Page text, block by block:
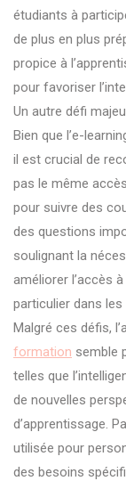
étudiants à
de plus en plus
propice à
pour favoriser
Un autre défi
Bien que l’e-
il est crucial de
pas le même
pour suivre des
des questions
soulignant la
améliorer l’accès
particulier dans
Malgré ces défis,
formation semble
telles que
de nouvelles
d’apprentissage.
utilisée pour
des besoins